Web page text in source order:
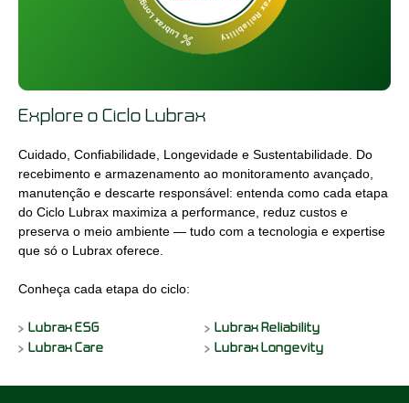
Explore o Ciclo Lubrax
Cuidado, Confiabilidade, Longevidade e Sustentabilidade. Do
recebimento e armazenamento ao monitoramento avançado,
manutenção e descarte responsável: entenda como cada etapa
do Ciclo Lubrax maximiza a performance, reduz custos e
preserva o meio ambiente — tudo com a tecnologia e expertise
que só o Lubrax oferece.
Conheça cada etapa do ciclo:
Lubrax ESG
Lubrax Reliability
Lubrax Care
Lubrax Longevity